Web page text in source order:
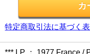
特定商取引法に基づく
*** LP ： 1977 France /